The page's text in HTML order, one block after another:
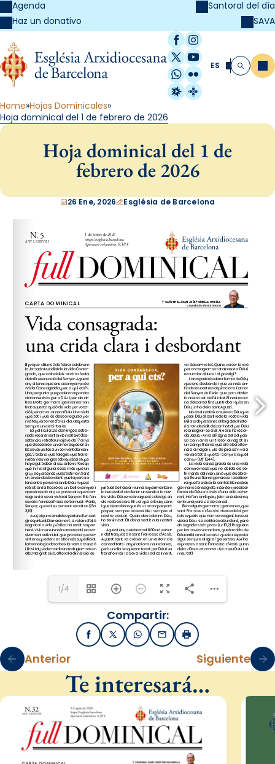
Agenda
Haz un donativo
Santoral del día
SAVA
Facebook
Instagram
X / Twitter
YouTube
WhatsApp
Flickr
Radio Estel
Catalunya
ES Buscar
Home Hojas Dominicales
Hoja dominical del 1 de febrero de 2026
Hoja dominical del 1 de
febrero de 2026
26 Ene, 2026 Església de Barcelona
1/4
Compartir:
FacebookX / TwitterWhatsApp
EmailImprimir
Anterior Siguiente
Te interesará…